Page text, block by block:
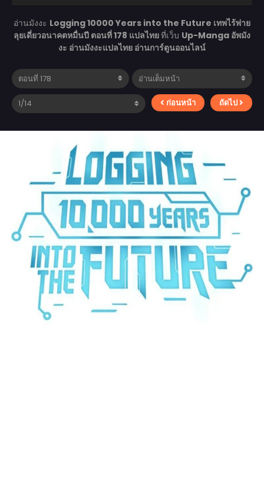
อ่านมังงะ Logging 10000 Years into the Future เทพไร้พ่าย
ลุยเดี่ยวอนาคตหมื่นปี ตอนที่ 178 แปลไทยที่เว็บ Up-Manga อัพมัง
งะ อ่านมังงะแปลไทย อ่านการ์ตูนออนไลน์
ก่อนหน้า ถัดไป